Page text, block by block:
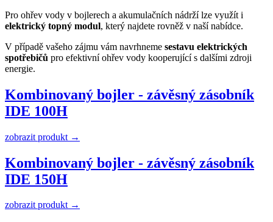
Pro ohřev vody v bojlerech a akumulačních nádrží lze využít i
elektrický topný modul, který najdete rovněž v naší nabídce.
V případě vašeho zájmu vám navrhneme sestavu elektrických
spotřebičů pro efektivní ohřev vody kooperující s dalšími zdroji
energie.
Kombinovaný bojler - závěsný zásobník
IDE 100H
zobrazit produkt →
Kombinovaný bojler - závěsný zásobník
IDE 150H
zobrazit produkt →